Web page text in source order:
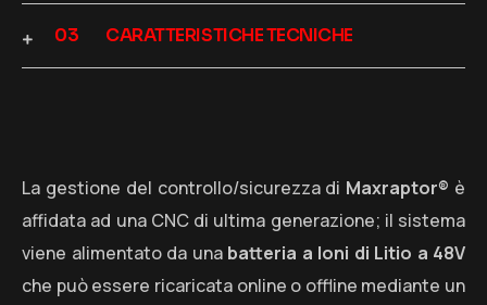
CARATTERISTICHE TECNICHE
La gestione del controllo/sicurezza di Maxraptor® è
affidata ad una CNC di ultima generazione; il sistema
viene alimentato da una batteria a Ioni di Litio a 48V
che può essere ricaricata online o offline mediante un